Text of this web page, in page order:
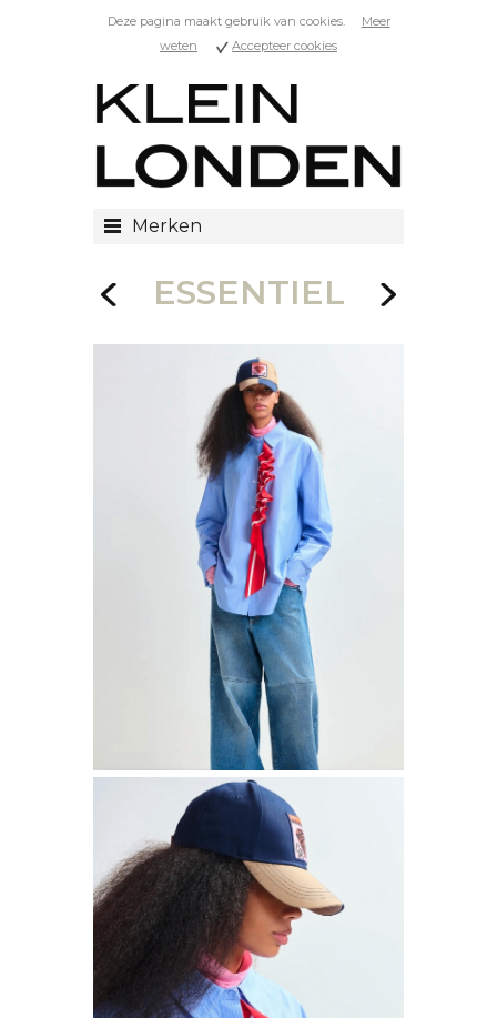
Deze pagina maakt gebruik van cookies.
Meer
weten
Accepteer cookies
Merken
ESSENTIEL